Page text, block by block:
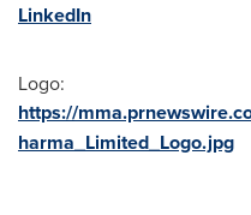
LinkedIn
Logo:
https://
harma_Limited_Logo.jpg